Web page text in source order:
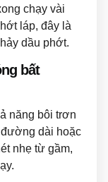
chạy vài
láp, đây là
dầu phớt.
bất
năng bôi trơn
đường dài hoặc
nhẹ từ gầm,